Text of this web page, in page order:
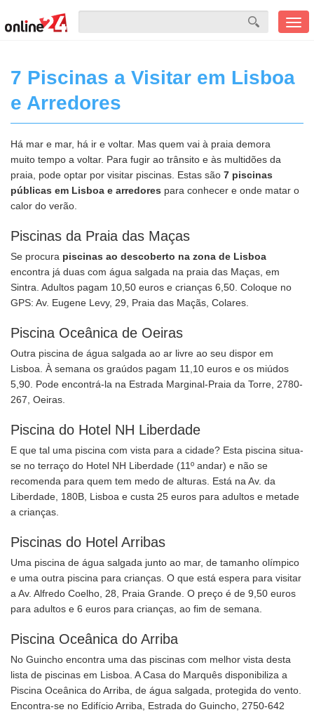
7 Piscinas a Visitar em Lisboa
e Arredores
Há mar e mar, há ir e voltar. Mas quem vai à praia demora
muito tempo a voltar. Para fugir ao trânsito e às multidões da
praia, pode optar por visitar piscinas. Estas são 7 piscinas
públicas em Lisboa e arredores para conhecer e onde matar o
calor do verão.
Piscinas da Praia das Maças
Se procura piscinas ao descoberto na zona de Lisboa
encontra já duas com água salgada na praia das Maças, em
Sintra. Adultos pagam 10,50 euros e crianças 6,50. Coloque no
GPS: Av. Eugene Levy, 29, Praia das Maçãs, Colares.
Piscina Oceânica de Oeiras
Outra piscina de água salgada ao ar livre ao seu dispor em
Lisboa. À semana os graúdos pagam 11,10 euros e os miúdos
5,90. Pode encontrá-la na Estrada Marginal-Praia da Torre, 2780-
267, Oeiras.
Piscina do Hotel NH Liberdade
E que tal uma piscina com vista para a cidade? Esta piscina situa-
se no terraço do Hotel NH Liberdade (11º andar) e não se
recomenda para quem tem medo de alturas. Está na Av. da
Liberdade, 180B, Lisboa e custa 25 euros para adultos e metade
a crianças.
Piscinas do Hotel Arribas
Uma piscina de água salgada junto ao mar, de tamanho olímpico
e uma outra piscina para crianças. O que está espera para visitar
a Av. Alfredo Coelho, 28, Praia Grande. O preço é de 9,50 euros
para adultos e 6 euros para crianças, ao fim de semana.
Piscina Oceânica do Arriba
No Guincho encontra uma das piscinas com melhor vista desta
lista de piscinas em Lisboa. A Casa do Marquês disponibiliza a
Piscina Oceânica do Arriba, de água salgada, protegida do vento.
Encontra-se no Edifício Arriba, Estrada do Guincho, 2750-642